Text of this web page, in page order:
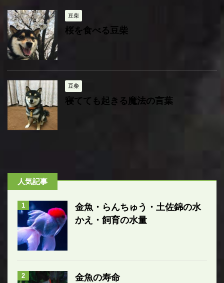
豆柴
桜を食べる豆柴
豆柴
寝てても起きる魔法の言葉
人気記事
1
金魚・らんちゅう・土佐錦の水
かえ・飼育の水量
2 金魚の寿命